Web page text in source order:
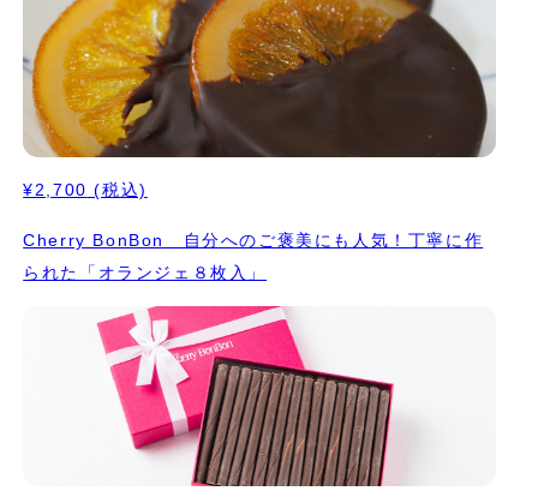
¥2,700 (税込)
Cherry BonBon 自分へのご褒美にも人気！丁寧に作
られた「オランジェ８枚入」